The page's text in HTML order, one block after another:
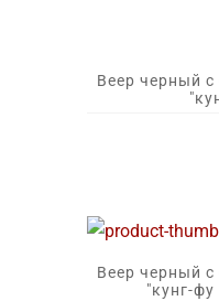
Веер черный
Веер черный
"кунг-